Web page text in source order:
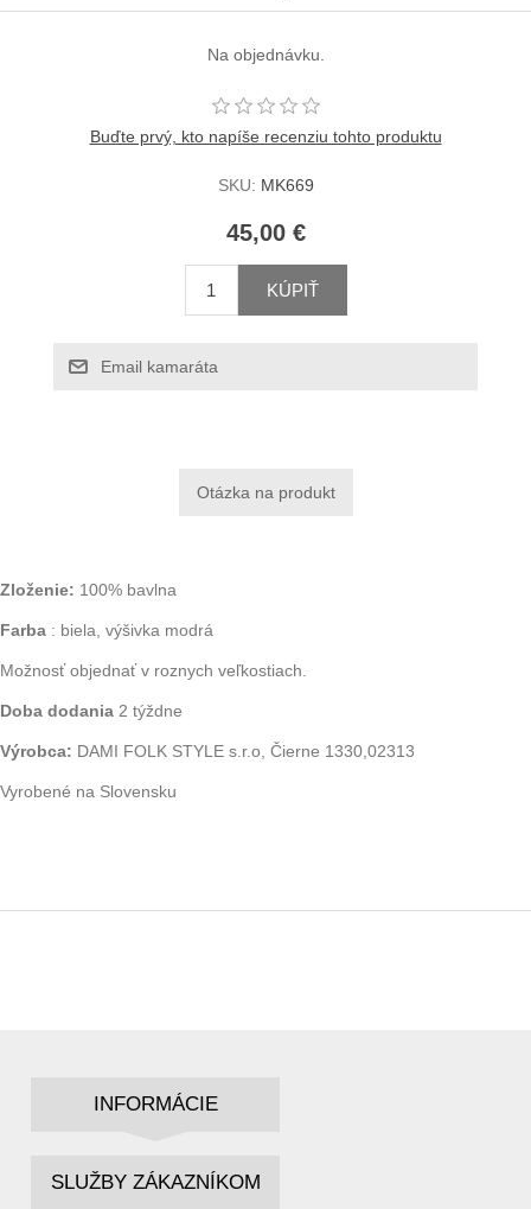
Na objednávku.
Buďte prvý, kto napíše recenziu tohto produktu
SKU: MK669
45,00 €
KÚPIŤ
Email kamaráta
Zloženie: 100% bavlna
Farba : biela, výšivka modrá
Možnosť objednať v roznych veľkostiach.
Doba dodania 2 týždne
Výrobca: DAMI FOLK STYLE s.r.o, Čierne 1330,02313
Vyrobené na Slovensku
INFORMÁCIE
SLUŽBY ZÁKAZNÍKOM